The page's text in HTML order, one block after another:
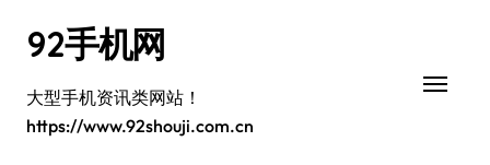
92手机网
大型手机资讯类网站！
https://www.92shouji.com.cn